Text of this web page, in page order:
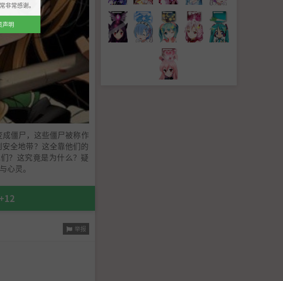
僵尸，这些僵尸被称作
全地带？这全靠他们的
？这究竟是为什么？疑
心灵。
+12
举报
非常感谢。
声明